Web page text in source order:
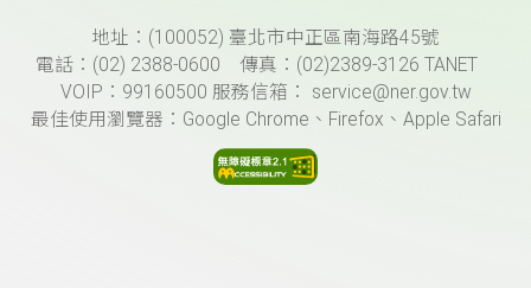
頁尾資訊地址：(100052) 臺北市中正區南海路45號
電話：(02) 2388-0600 傳真：(02)2389-3126 TANET
VOIP：99160500 服務信箱： service@ner.gov.tw
最佳使用瀏覽器：Google Chrome、Firefox、Apple Safari